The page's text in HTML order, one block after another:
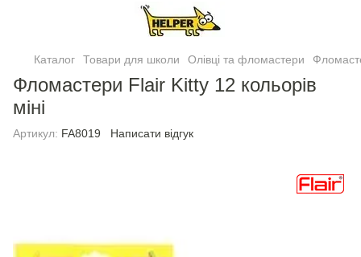
Каталог Товари для школи Олівці та фломастери
Фломастери Flair Kitty 12 кольорів
міні
Артикул: FA8019 Написати відгук